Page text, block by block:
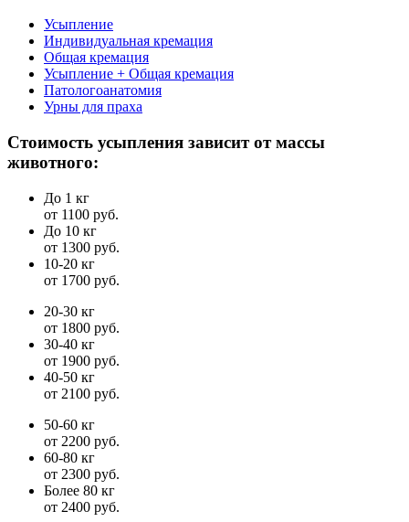
Усыпление
Индивидуальная кремация
Общая кремация
Усыпление + Общая кремация
Патологоанатомия
Урны для праха
Стоимость усыпления зависит от массы
животного:
До 1 кг
от 1100 руб.
До 10 кг
от 1300 руб.
10-20 кг
от 1700 руб.
20-30 кг
от 1800 руб.
30-40 кг
от 1900 руб.
40-50 кг
от 2100 руб.
50-60 кг
от 2200 руб.
60-80 кг
от 2300 руб.
Более 80 кг
от 2400 руб.